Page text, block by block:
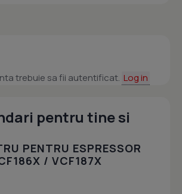
trebuie sa fii autentificat. Log in
pentru tine si
PENTRU ESPRESSOR
/ VCF187X